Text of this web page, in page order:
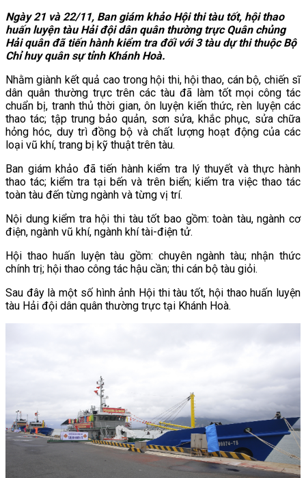
Ngày 21 và 22/11, Ban giám khảo Hội thi tàu tốt, hội thao
huấn luyện tàu Hải đội dân quân thường trực Quân chủng
Hải quân đã tiến hành kiểm tra đối với 3 tàu dự thi thuộc Bộ
Chỉ huy quân sự tỉnh Khánh Hoà.
Nhằm giành kết quả cao trong hội thi, hội thao, cán bộ, chiến sĩ
dân quân thường trực trên các tàu đã làm tốt mọi công tác
chuẩn bị, tranh thủ thời gian, ôn luyện kiến thức, rèn luyện các
thao tác; tập trung bảo quản, sơn sửa, khắc phục, sửa chữa
hỏng hóc, duy trì đồng bộ và chất lượng hoạt động của các
loại vũ khí, trang bị kỹ thuật trên tàu.
Ban giám khảo đã tiến hành kiểm tra lý thuyết và thực hành
thao tác; kiểm tra tại bến và trên biển; kiểm tra việc thao tác
toàn tàu đến từng ngành và từng vị trí.
Nội dung kiểm tra hội thi tàu tốt bao gồm: toàn tàu, ngành cơ
điện, ngành vũ khí, ngành khí tài-điện tử.
Hội thao huấn luyện tàu gồm: chuyên ngành tàu; nhận thức
chính trị; hội thao công tác hậu cần; thi cán bộ tàu giỏi.
Sau đây là một số hình ảnh Hội thi tàu tốt, hội thao huấn luyện
tàu Hải đội dân quân thường trực tại Khánh Hoà.